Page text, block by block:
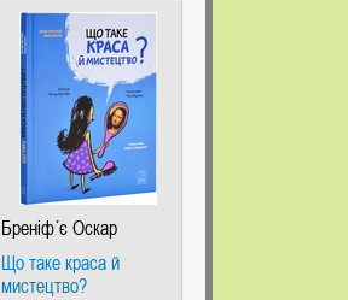
Бреніф´є Оскар
Що таке краса й
мистецтво?